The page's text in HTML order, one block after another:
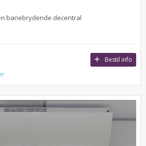
banebrydende decentral
Bestil info